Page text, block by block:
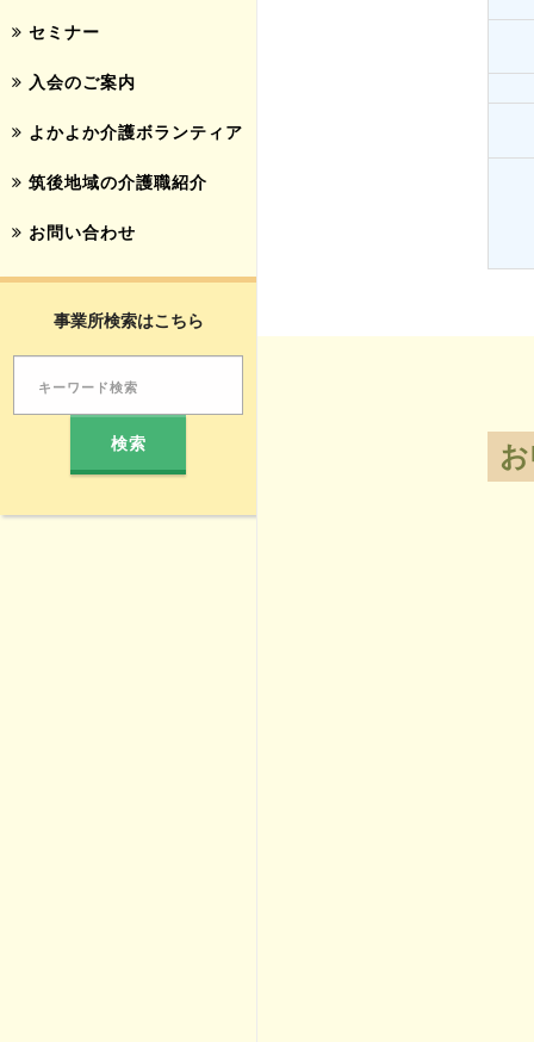
セミナー
入会のご案内
よかよか介護ボランティア
筑後地域の介護職紹介
お問い合わせ
事業所検索はこちら